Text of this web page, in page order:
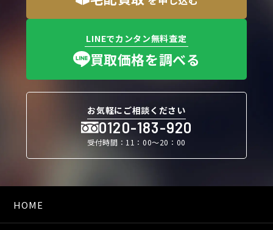
LINEでカンタン無料査定
買取価格を調べる
お気軽にご相談ください
0120-183-920
受付時間：11：00〜20：00
HOME